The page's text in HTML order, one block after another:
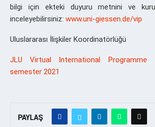
bilgi için ekteki duyuru metnini ve
inceleyebilirsiniz: www.uni-giessen.de/vip
Uluslararası İlişkiler Koordinatörlüğü
JLU Virtual International
semester 2021
PAYLAŞ